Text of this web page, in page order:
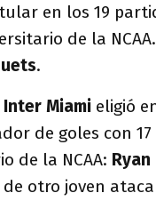
en los 19
de la
.
Inter Miami eligió
de goles con
de la NCAA:
de otro joven